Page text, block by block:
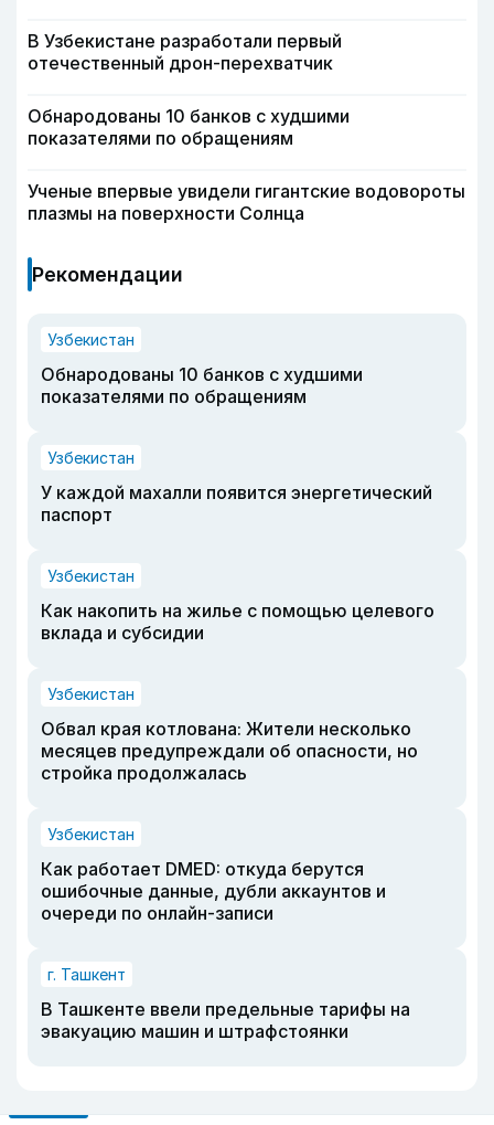
В Узбекистане разработали первый
отечественный дрон-перехватчик
Обнародованы 10 банков с худшими
показателями по обращениям
Ученые впервые увидели гигантские водовороты
плазмы на поверхности Солнца
Рекомендации
Узбекистан
Обнародованы 10 банков с худшими
показателями по обращениям
Узбекистан
У каждой махалли появится энергетический
паспорт
Узбекистан
Как накопить на жилье с помощью целевого
вклада и субсидии
Узбекистан
Обвал края котлована: Жители несколько
месяцев предупреждали об опасности, но
стройка продолжалась
Узбекистан
Как работает DMED: откуда берутся
ошибочные данные, дубли аккаунтов и
очереди по онлайн-записи
г. Ташкент
В Ташкенте ввели предельные тарифы на
эвакуацию машин и штрафстоянки